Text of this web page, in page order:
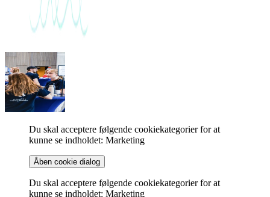
Du skal acceptere følgende cookiekategorier for at
kunne se indholdet: Marketing
Åben cookie dialog
Du skal acceptere følgende cookiekategorier for at
kunne se indholdet: Marketing